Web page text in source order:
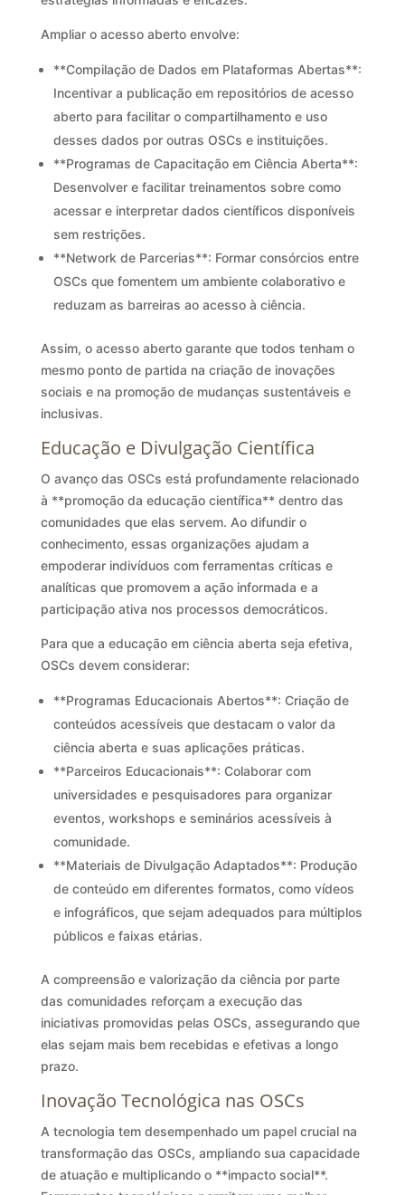
Ampliar o acesso aberto envolve:
**Compilação de Dados em Plataformas Abertas**:
Incentivar a publicação em repositórios de acesso
aberto para facilitar o compartilhamento e uso
desses dados por outras OSCs e instituições.
**Programas de Capacitação em Ciência Aberta**:
Desenvolver e facilitar treinamentos sobre como
acessar e interpretar dados científicos disponíveis
sem restrições.
**Network de Parcerias**: Formar consórcios entre
OSCs que fomentem um ambiente colaborativo e
reduzam as barreiras ao acesso à ciência.
Assim, o acesso aberto garante que todos tenham o
mesmo ponto de partida na criação de inovações
sociais e na promoção de mudanças sustentáveis e
inclusivas.
Educação e Divulgação Científica
O avanço das OSCs está profundamente relacionado
à **promoção da educação científica** dentro das
comunidades que elas servem. Ao difundir o
conhecimento, essas organizações ajudam a
empoderar indivíduos com ferramentas críticas e
analíticas que promovem a ação informada e a
participação ativa nos processos democráticos.
Para que a educação em ciência aberta seja efetiva,
OSCs devem considerar:
**Programas Educacionais Abertos**: Criação de
conteúdos acessíveis que destacam o valor da
ciência aberta e suas aplicações práticas.
**Parceiros Educacionais**: Colaborar com
universidades e pesquisadores para organizar
eventos, workshops e seminários acessíveis à
comunidade.
**Materiais de Divulgação Adaptados**: Produção
de conteúdo em diferentes formatos, como vídeos
e infográficos, que sejam adequados para múltiplos
públicos e faixas etárias.
A compreensão e valorização da ciência por parte
das comunidades reforçam a execução das
iniciativas promovidas pelas OSCs, assegurando que
elas sejam mais bem recebidas e efetivas a longo
prazo.
Inovação Tecnológica nas OSCs
A tecnologia tem desempenhado um papel crucial na
transformação das OSCs, ampliando sua capacidade
de atuação e multiplicando o **impacto social**.